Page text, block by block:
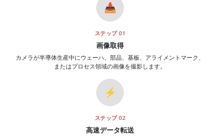
📥
ステップ 01
画像取得
カメラが半導体生産中にウェーハ、部品、基板、アライメントマーク、
またはプロセス領域の画像を撮影します。
⚡
ステップ 02
高速データ転送